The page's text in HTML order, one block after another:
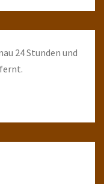
24 Stunden und